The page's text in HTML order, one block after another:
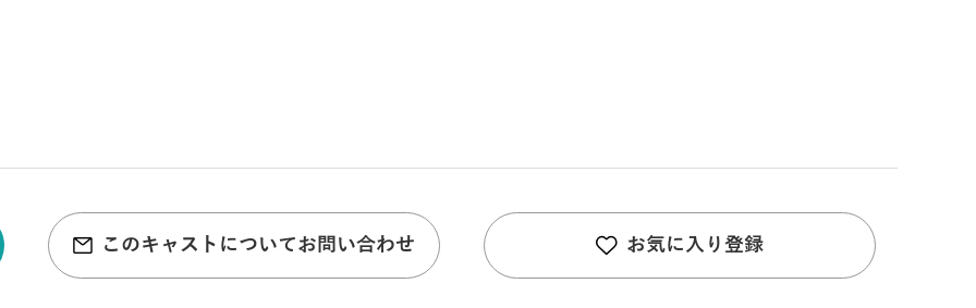
このキャストについてお問い合わせ お気に入り登録